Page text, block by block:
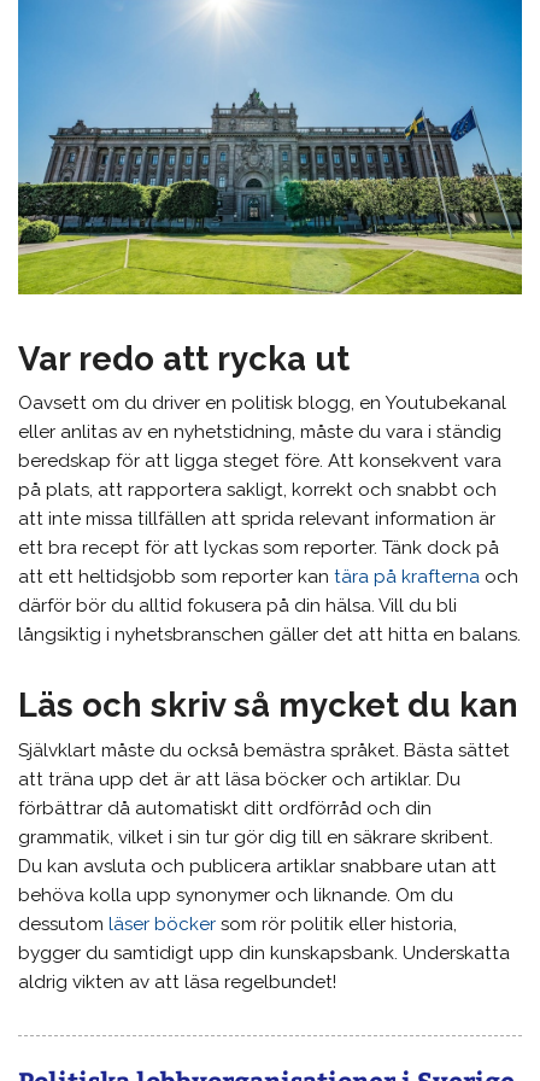
Var redo att rycka ut
Oavsett om du driver en politisk blogg, en Youtubekanal
eller anlitas av en nyhetstidning, måste du vara i ständig
beredskap för att ligga steget före. Att konsekvent vara
på plats, att rapportera sakligt, korrekt och snabbt och
att inte missa tillfällen att sprida relevant information är
ett bra recept för att lyckas som reporter. Tänk dock på
att ett heltidsjobb som reporter kantära på krafterna och
därför bör du alltid fokusera på din hälsa. Vill du bli
långsiktig i nyhetsbranschen gäller det att hitta en balans.
Läs och skriv så mycket du kan
Självklart måste du också bemästra språket. Bästa sättet
att träna upp det är att läsa böcker och artiklar. Du
förbättrar då automatiskt ditt ordförråd och din
grammatik, vilket i sin tur gör dig till en säkrare skribent.
Du kan avsluta och publicera artiklar snabbare utan att
behöva kolla upp synonymer och liknande. Om du
dessutomläser böcker som rör politik eller historia,
bygger du samtidigt upp din kunskapsbank. Underskatta
aldrig vikten av att läsa regelbundet!